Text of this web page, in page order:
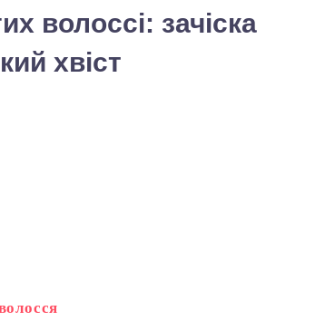
волоссі: зачіска
хвіст